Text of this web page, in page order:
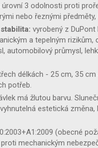
úrovní 3 odolnosti proti
nebo řeznými
vyrobený z DuPont
a tepelným rizikům,
automobilový průmysl,
délkách - 25 cm, 35
potřeb.
má žlutou barvu.
estetická změna,
(obecné
mechanickým